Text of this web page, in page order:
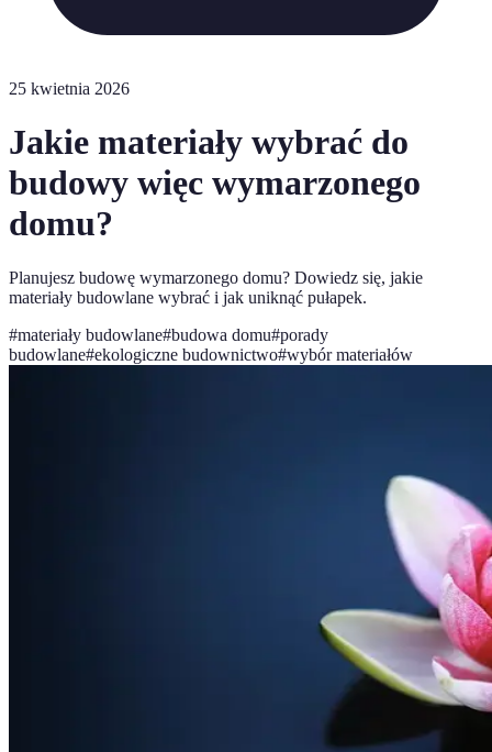
25 kwietnia 2026
Jakie materiały wybrać do
budowy więc wymarzonego
domu?
Planujesz budowę wymarzonego domu? Dowiedz się, jakie
materiały budowlane wybrać i jak uniknąć pułapek.
#materiały budowlane#budowa domu#porady
budowlane#ekologiczne budownictwo#wybór materiałów